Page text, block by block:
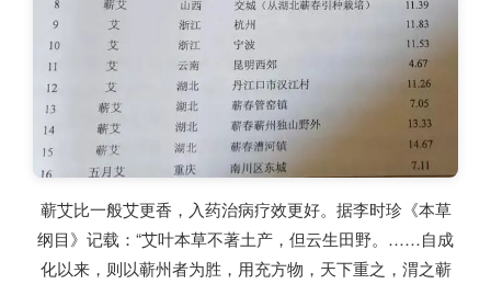
蕲艾比一般艾更香，入药治病疗效更好。据李时珍《本草
纲目》记载：“艾叶本草不著土产，但云生田野。……自成
化以来，则以蕲州者为胜，用充方物，天下重之，渭之蕲